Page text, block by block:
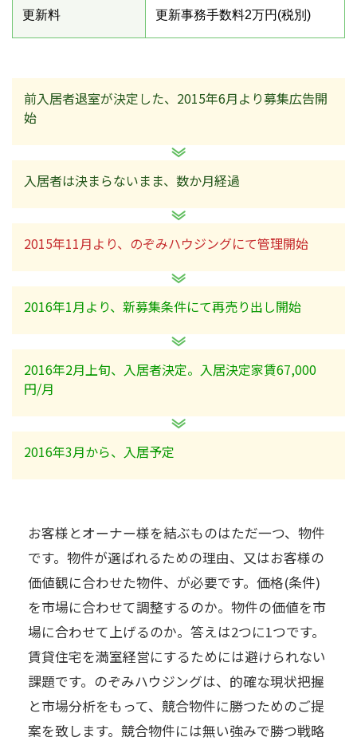
更新料 更新事務手数料2万円(税別)
前入居者退室が決定した、2015年6月より募集広告開
始
入居者は決まらないまま、数か月経過
2015年11月より、のぞみハウジングにて管理開始
2016年1月より、新募集条件にて再売り出し開始
2016年2月上旬、入居者決定。入居決定家賃67,000
円/月
2016年3月から、入居予定
お客様とオーナー様を結ぶものはただ一つ、物件
です。物件が選ばれるための理由、又はお客様の
価値観に合わせた物件、が必要です。価格(条件)
を市場に合わせて調整するのか。物件の価値を市
場に合わせて上げるのか。答えは2つに1つです。
賃貸住宅を満室経営にするためには避けられない
課題です。のぞみハウジングは、的確な現状把握
と市場分析をもって、競合物件に勝つためのご提
案を致します。競合物件には無い強みで勝つ戦略